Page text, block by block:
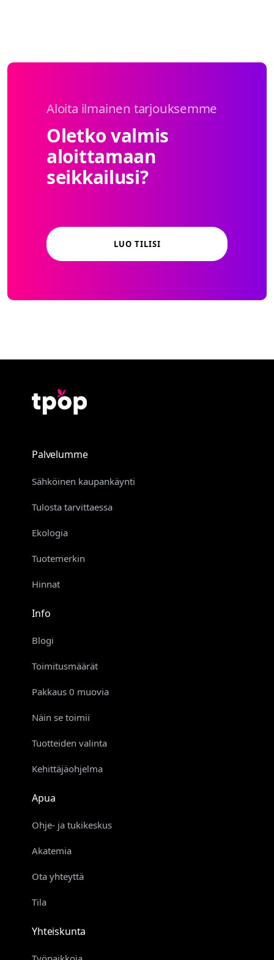
Aloita ilmainen tarjouksemme
Oletko valmis
aloittamaan
seikkailusi?
LUO TILISI
Palvelumme
Sähköinen kaupankäynti
Tulosta tarvittaessa
Ekologia
Tuotemerkin
Hinnat
Info
Blogi
Toimitusmäärät
Pakkaus 0 muovia
Näin se toimii
Tuotteiden valinta
Kehittäjäohjelma
Apua
Ohje- ja tukikeskus
Akatemia
Ota yhteyttä
Tila
Yhteiskunta